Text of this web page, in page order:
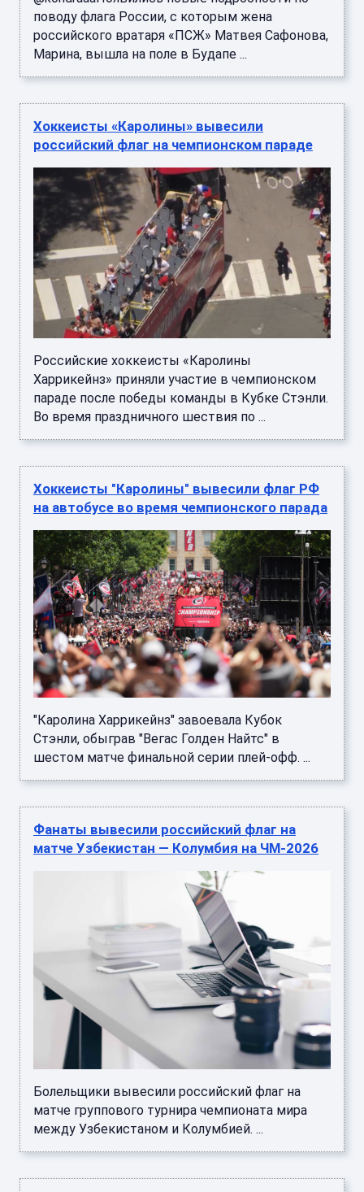
поводу флага России, с которым жена
российского вратаря «ПСЖ» Матвея Сафонова,
Марина, вышла на поле в Будапе ...
Хоккеисты «Каролины» вывесили
российский флаг на чемпионском параде
Российские хоккеисты «Каролины
Харрикейнз» приняли участие в чемпионском
параде после победы команды в Кубке Стэнли.
Во время праздничного шествия по ...
Хоккеисты "Каролины" вывесили флаг РФ
на автобусе во время чемпионского парада
"Каролина Харрикейнз" завоевала Кубок
Стэнли, обыграв "Вегас Голден Найтс" в
шестом матче финальной серии плей-офф. ...
Фанаты вывесили российский флаг на
матче Узбекистан — Колумбия на ЧМ-2026
Болельщики вывесили российский флаг на
матче группового турнира чемпионата мира
между Узбекистаном и Колумбией. ...